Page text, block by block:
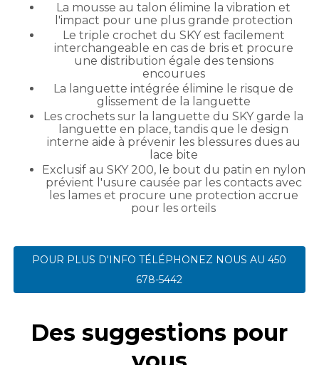
La mousse au talon élimine la vibration et
l'impact pour une plus grande protection
Le triple crochet du SKY est facilement
interchangeable en cas de bris et procure
une distribution égale des tensions
encourues
La languette intégrée élimine le risque de
glissement de la languette
Les crochets sur la languette du SKY garde la
languette en place, tandis que le design
interne aide à prévenir les blessures dues au
lace bite
Exclusif au SKY 200, le bout du patin en nylon
prévient l'usure causée par les contacts avec
les lames et procure une protection accrue
pour les orteils
POUR PLUS D'INFO TÉLÉPHONEZ NOUS AU 450
678-5442
Des suggestions pour